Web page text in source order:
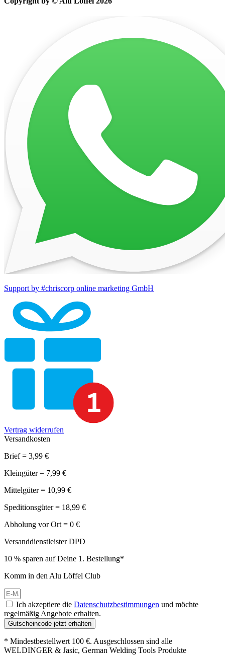
Support by #chriscorp online marketing GmbH
Vertrag widerrufen
Versandkosten
Brief = 3,99 €
Kleingüter = 7,99 €
Mittelgüter = 10,99 €
Speditionsgüter = 18,99 €
Abholung vor Ort = 0 €
Versanddienstleister DPD
10 % sparen auf Deine 1. Bestellung*
Komm in den Alu Löffel Club
Ich akzeptiere die Datenschutzbestimmungen und möchte
regelmäßig Angebote erhalten.
Gutscheincode jetzt erhalten
* Mindestbestellwert 100 €. Ausgeschlossen sind alle
WELDINGER & Jasic, German Welding Tools Produkte